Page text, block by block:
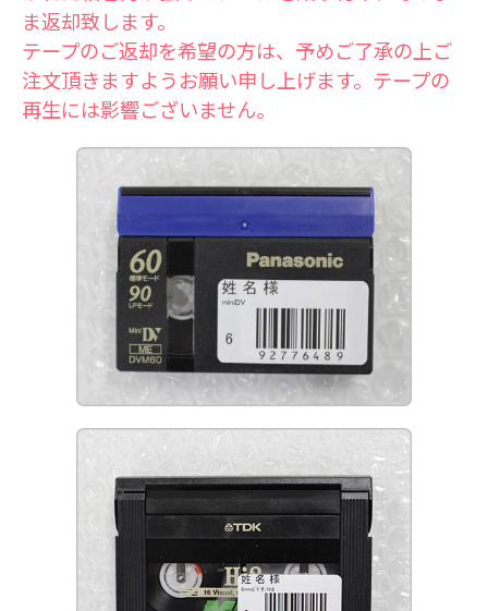
ま返却致します。
テープのご返却を希望の方は、予めご了承の上ご
注文頂きますようお願い申し上げます。テープの
再生には影響ございません。